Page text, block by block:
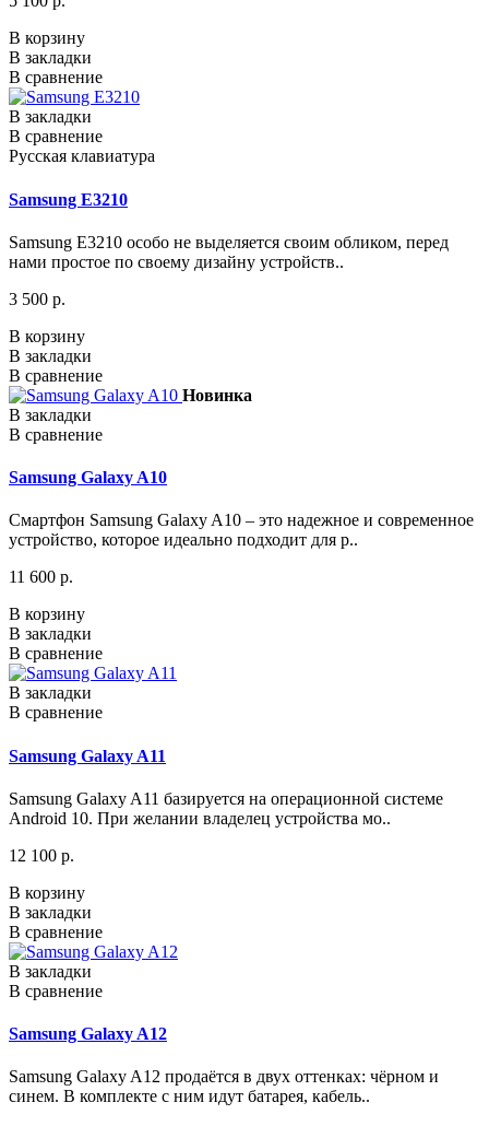
В корзину
В закладки
В сравнение
В закладки
В сравнение
Русская клавиатура
Samsung E3210
Samsung E3210 особо не выделяется своим обликом, перед
нами простое по своему дизайну устройств..
3 500 р.
В корзину
В закладки
В сравнение
Новинка
В закладки
В сравнение
Samsung Galaxy A10
Смартфон Samsung Galaxy A10 – это надежное и современное
устройство, которое идеально подходит для р..
11 600 р.
В корзину
В закладки
В сравнение
В закладки
В сравнение
Samsung Galaxy A11
Samsung Galaxy A11 базируется на операционной системе
Android 10. При желании владелец устройства мо..
12 100 р.
В корзину
В закладки
В сравнение
В закладки
В сравнение
Samsung Galaxy A12
Samsung Galaxy A12 продаётся в двух оттенках: чёрном и
синем. В комплекте с ним идут батарея, кабель..